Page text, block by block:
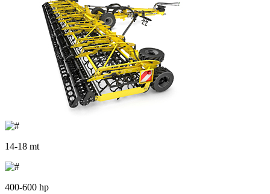
14-18 mt
400-600 hp